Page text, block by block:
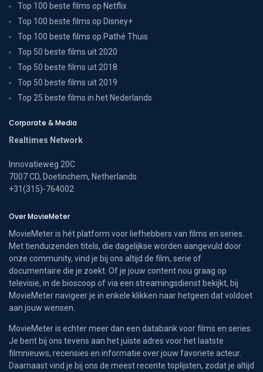
Top 100 beste films op Netflix
Top 100 beste films op Disney+
Top 100 beste films op Pathé Thuis
Top 50 beste films uit 2020
Top 50 beste films uit 2018
Top 50 beste films uit 2019
Top 25 beste films in het Nederlands
Corporate & Media
Realtimes Network
Innovatieweg 20C
7007 CD, Doetinchem, Netherlands
+31(315)-764002
Over MovieMeter
MovieMeter is hét platform voor liefhebbers van films en series.
Met tienduizenden titels, die dagelijkse worden aangevuld door
onze community, vind je bij ons altijd de film, serie of
documentaire die je zoekt. Of je jouw content nou graag op
televisie, in de bioscoop of via een streamingsdienst bekijkt, bij
MovieMeter navigeer je in enkele klikken naar hetgeen dat voldoet
aan jouw wensen.
MovieMeter is echter meer dan een databank voor films en series.
Je bent bij ons tevens aan het juiste adres voor het laatste
filmnieuws, recensies en informatie over jouw favoriete acteur.
Daarnaast vind je bij ons de meest recente toplijsten, zodat je altijd